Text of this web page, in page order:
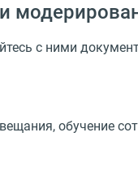
с ними
обучение